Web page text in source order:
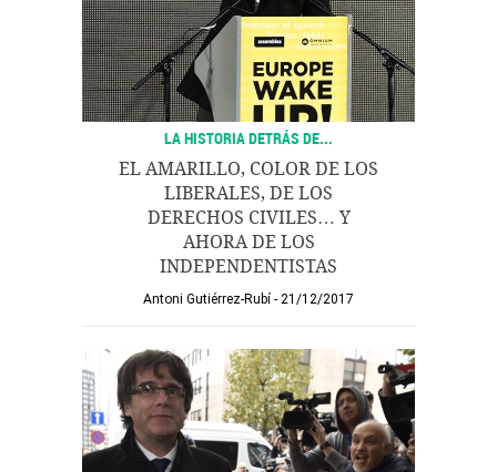
LA HISTORIA DETRÁS DE...
EL AMARILLO, COLOR DE LOS
LIBERALES, DE LOS
DERECHOS CIVILES… Y
AHORA DE LOS
INDEPENDENTISTAS
Antoni Gutiérrez-Rubí 21/12/2017